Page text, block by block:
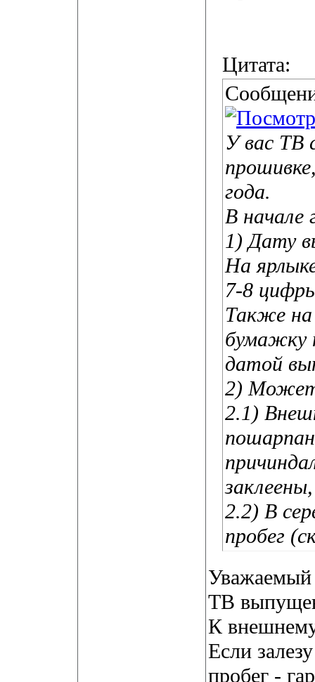
Цитата:
У вас ТВ
года.
В начале
1) Дату
На
7-8
Также
бумажку
датой
2) Может
2.1)
2.2) В
пробег
ТВ
К
Если
пробег -